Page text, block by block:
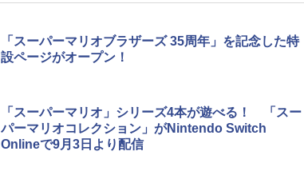
「スーパーマリオブラザーズ 35周年」を記念した特
設ページがオープン！
「スーパーマリオ」シリーズ4本が遊べる！ 「スー
パーマリオコレクション」がNintendo Switch
Onlineで9月3日より配信